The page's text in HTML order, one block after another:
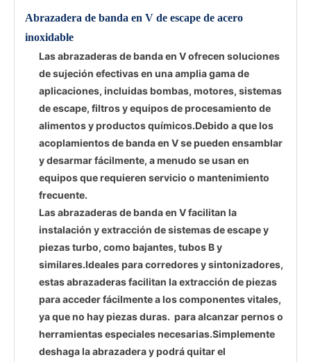
Abrazadera de banda en V de escape de acero
inoxidable
Las abrazaderas de banda en V ofrecen soluciones
de sujeción efectivas en una amplia gama de
aplicaciones, incluidas bombas, motores, sistemas
de escape, filtros y equipos de procesamiento de
alimentos y productos químicos.Debido a que los
acoplamientos de banda en V se pueden ensamblar
y desarmar fácilmente, a menudo se usan en
equipos que requieren servicio o mantenimiento
frecuente.
Las abrazaderas de banda en V facilitan la
instalación y extracción de sistemas de escape y
piezas turbo, como bajantes, tubos B y
similares.Ideales para corredores y sintonizadores,
estas abrazaderas facilitan la extracción de piezas
para acceder fácilmente a los componentes vitales,
ya que no hay piezas duras. para alcanzar pernos o
herramientas especiales necesarias.Simplemente
deshaga la abrazadera y podrá quitar el